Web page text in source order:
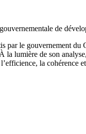
de
par le gouvernement du
la lumière de son
la cohérence